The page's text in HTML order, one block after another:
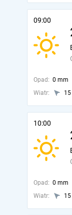
09:00
Opad: 0 mm
Wiatr:
10:00
Opad: 0 mm
Wiatr: